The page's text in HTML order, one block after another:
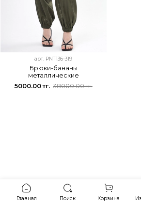
арт. PNT136-319
Брюки-бананы
металлические
5000.00 тг. 38000.00 тг.
Главная Поиск Корзина